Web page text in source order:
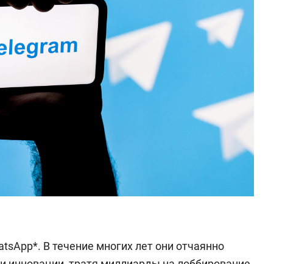
В течение многих лет они отчаянно